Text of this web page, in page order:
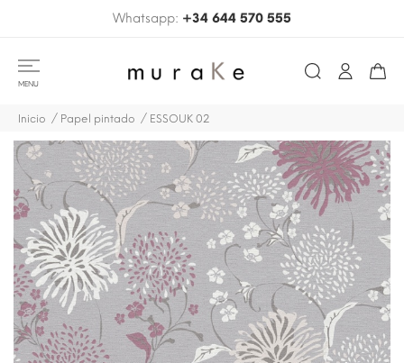
Whatsapp: +34 644 570 555
MENU
Inicio Papel pintado ESSOUK 02